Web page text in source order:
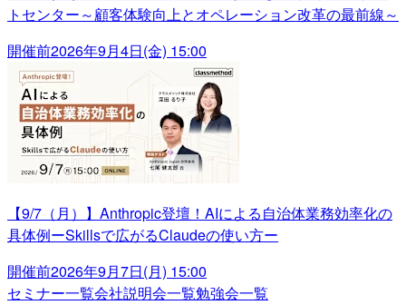
トセンター～顧客体験向上とオペレーション改革の最前線～
開催前2026年9月4日(金) 15:00
【9/7（月）】Anthropic登壇！AIによる自治体業務効率化の
具体例ーSkillsで広がるClaudeの使い方ー
開催前2026年9月7日(月) 15:00
セミナー一覧会社説明会一覧勉強会一覧